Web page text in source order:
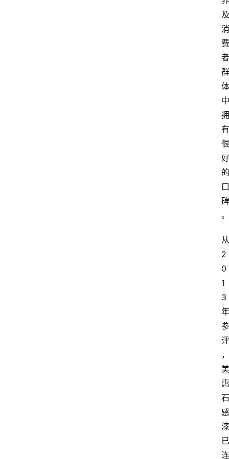
及
消
费
者
群
体
中
拥
有
很
好
的
口
碑
。
从
2
0
1
3
年
参
评
，
美
惠
石
感
漆
已
连